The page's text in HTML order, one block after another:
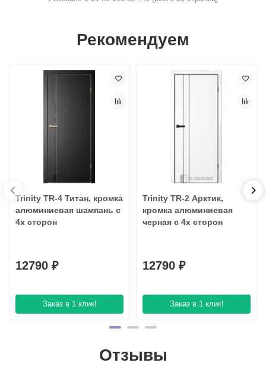
Рекомендуем
Trinity TR-4 Титан, кромка
алюминиевая шампань с
4х сторон
12790 ₽
Заказ в 1 клик!
Trinity TR-2 Арктик,
кромка алюминиевая
черная с 4х сторон
12790 ₽
Заказ в 1 клик!
Отзывы